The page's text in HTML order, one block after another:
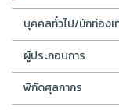
บุคคลทั่วไป/นักท่องเ
ผู้ประกอบการ
พิกัดศุลกากร